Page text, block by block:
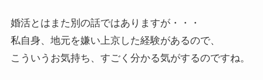
婚活とはまた別の話ではありますが・・・
私自身、地元を嫌い上京した経験があるので、
こういうお気持ち、すごく分かる気がするのですね。